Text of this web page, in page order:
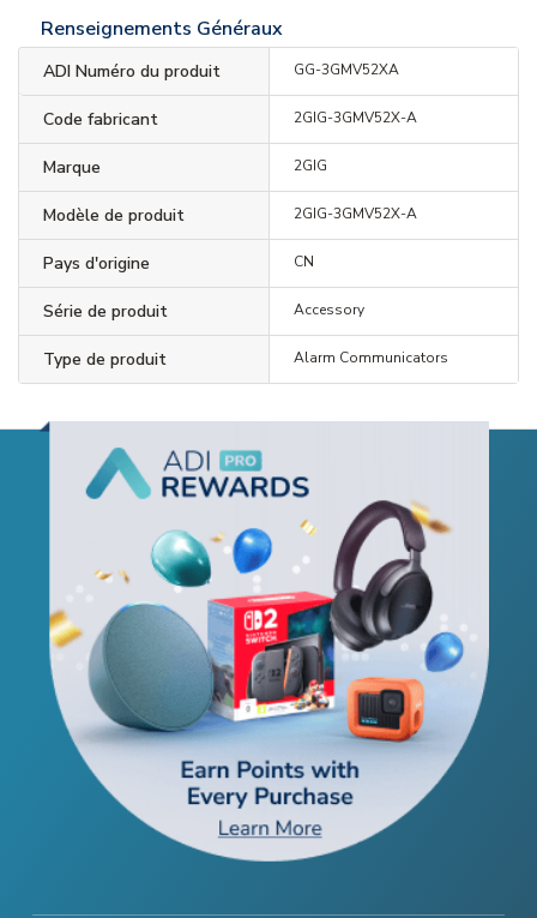
Renseignements Généraux
ADI Numéro du produit GG-3GMV52XA
Code fabricant 2GIG-3GMV52X-A
Marque 2GIG
Modèle de produit 2GIG-3GMV52X-A
Pays d'origine CN
Série de produit Accessory
Type de produit Alarm Communicators